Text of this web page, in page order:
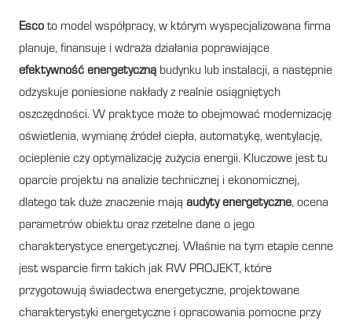
Esco to model współpracy, w którym wyspecjalizowana firma
planuje, finansuje i wdraża działania poprawiające
efektywność energetyczną budynku lub instalacji, a następnie
odzyskuje poniesione nakłady z realnie osiągniętych
oszczędności. W praktyce może to obejmować modernizację
oświetlenia, wymianę źródeł ciepła, automatykę, wentylację,
ocieplenie czy optymalizację zużycia energii. Kluczowe jest tu
oparcie projektu na analizie technicznej i ekonomicznej,
dlatego tak duże znaczenie mają audyty energetyczne, ocena
parametrów obiektu oraz rzetelne dane o jego
charakterystyce energetycznej. Właśnie na tym etapie cenne
jest wsparcie firm takich jak RW PROJEKT, które
przygotowują świadectwa energetyczne, projektowane
charakterystyki energetyczne i opracowania pomocne przy